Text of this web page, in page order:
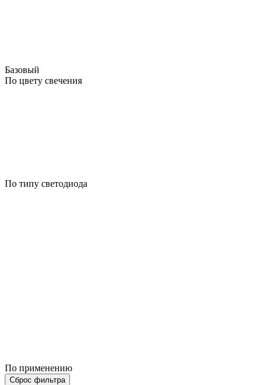
Базовый
По цвету свечения
По типу светодиода
По применению
Сброс фильтра